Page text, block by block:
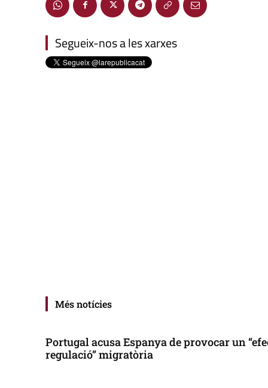
Segueix-nos a les xarxes
Més notícies
Portugal acusa Espanya de provocar un
regulació” migratòria